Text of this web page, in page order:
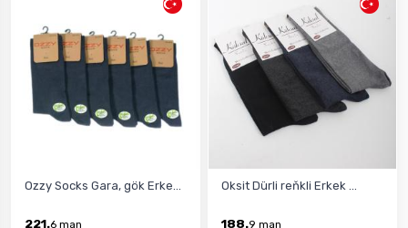
Ozzy Socks Gara, gök Erke...
221.6 man
Oksit Dürli reňkli Erkek ...
188.9 man